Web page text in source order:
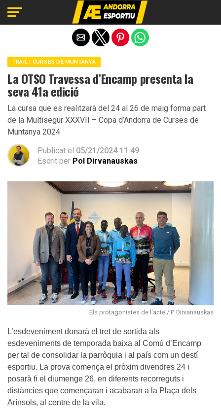
TRAIL I CURSES DE MUNTANYA
La OTSO Travessa d’Encamp presenta la
seva 41a edició
La cursa que es realitzarà del 24 al 26 de maig forma part
de la Multisegur XXXVII – Copa d’Andorra de Curses de
Muntanya 2024
Publicat el 05/21/2024 11:49
Escrit per Pol Dirvanauskas
Els protagonistes de l'acte / P. Dirvanauskas
L’esdeveniment donarà el tret de sortida als
esdeveniments de temporada baixa al Comú d’Encamp
per tal de consolidar la parròquia i al país com un destí
esportiu. La prova comença el pròxim divendres 24 i
posarà fi el diumenge 26, en diferents recorreguts i
distàncies que començaran i acabaran a la Plaça dels
Arínsols, al centre de la vila.
Exit mobile version